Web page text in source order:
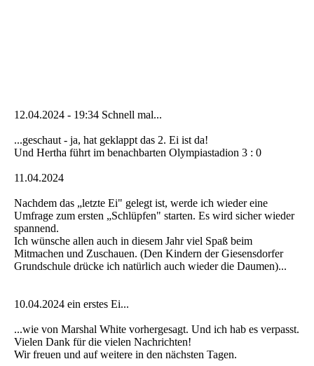
12.04.2024 - 19:34 Schnell mal...
...geschaut - ja, hat geklappt das 2. Ei ist da!
Und Hertha führt im benachbarten Olympiastadion 3 : 0
11.04.2024
Nachdem das „letzte Ei" gelegt ist, werde ich wieder eine
Umfrage zum ersten „Schlüpfen" starten. Es wird sicher wieder
spannend.
Ich wünsche allen auch in diesem Jahr viel Spaß beim
Mitmachen und Zuschauen. (Den Kindern der Giesensdorfer
Grundschule drücke ich natürlich auch wieder die Daumen)...
10.04.2024 ein erstes Ei...
...wie von Marshal White vorhergesagt. Und ich hab es verpasst.
Vielen Dank für die vielen Nachrichten!
Wir freuen und auf weitere in den nächsten Tagen.